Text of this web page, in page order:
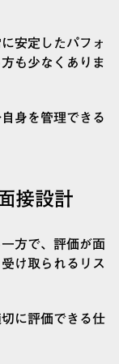
安定したパフォ
も少なくありま
身を管理できる
接設計
方で、評価が面
け取られるリス
に評価できる仕